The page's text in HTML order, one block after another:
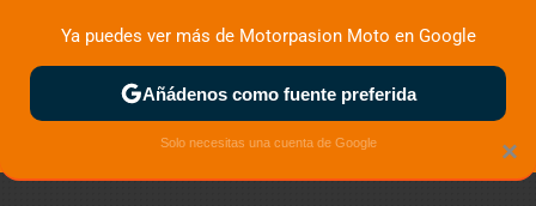
ZONA DE PRUEBAS DEPORTIVAS MOTOS ELÉCTRICAS
×
Ya puedes ver más de Motorpasion Moto en Google
Añádenos como fuente preferida
Solo necesitas una cuenta de Google